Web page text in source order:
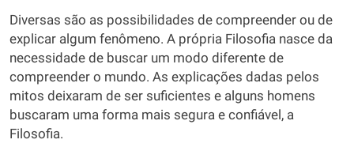
Diversas são as possibilidades de compreender ou de
explicar algum fenômeno. A própria Filosofia nasce da
necessidade de buscar um modo diferente de
compreender o mundo. As explicações dadas pelos
mitos deixaram de ser suficientes e alguns homens
buscaram uma forma mais segura e confiável, a
Filosofia.